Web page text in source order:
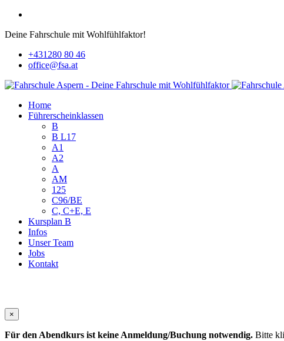
Deine Fahrschule mit Wohlfühlfaktor!
+431280 80 46
office@fsa.at
Home
Führerscheinklassen
B
B L17
A1
A2
A
AM
125
C96/BE
C, C+E, E
Kursplan B
Infos
Unser Team
Jobs
Kontakt
×
Für den Abendkurs ist keine Anmeldung/Buchung notwendig. Bitte